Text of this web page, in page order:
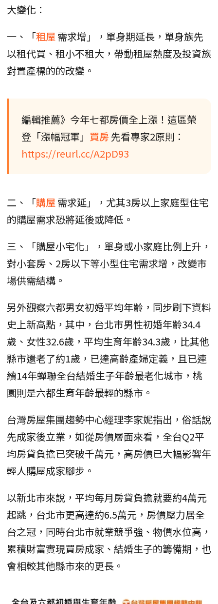
大變化：
一、「租屋 需求增」，單身期延長，單身族先
以租代買、租小不租大，帶動租屋熱度及投資族
對置產標的的改變。
編輯推薦》今年七都房價全上漲！這區榮
登「漲幅冠軍」 買房 先看專家2原則：
https://reurl.cc/A2pD93
二、「購屋 需求延」，尤其3房以上家庭型住宅
的購屋需求恐將延後或降低。
三、「購屋小宅化」，單身或小家庭比例上升，
對小套房、2房以下等小型住宅需求增，改變市
場供需結構。
另外觀察六都男女初婚平均年齡，同步刷下資料
史上新高點，其中，台北市男性初婚年齡34.4
歲、女性32.6歲，平均生育年齡34.3歲，比其他
縣市還老了約1歲，已達高齡產婦定義，且已連
續14年蟬聯全台結婚生子年齡最老化城市，桃
園則是六都生育年齡最輕的縣市。
台灣房屋集團趨勢中心經理李家妮指出，俗話說
先成家後立業，如從房價層面來看，全台Q2平
均房貸負擔已突破千萬元，高房價已大幅影響年
輕人購屋成家腳步。
以新北市來說，平均每月房貸負擔就要約4萬元
起跳，台北市更高達約6.5萬元，房價壓力居全
台之冠，同時台北市就業競爭強、物價水位高，
累積財富實現買房成家、結婚生子的籌備期，也
會相較其他縣市來的更長。